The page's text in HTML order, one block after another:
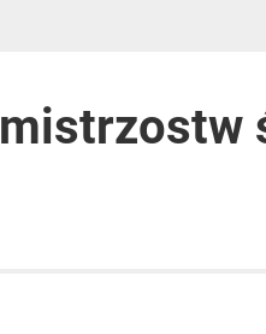
mistrzostw